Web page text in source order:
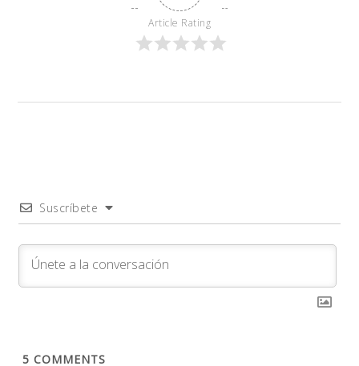
Article Rating
Suscríbete
5 COMMENTS